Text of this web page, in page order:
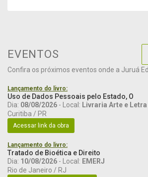
EVENTOS
Confira os próximos eventos onde a Juruá
Lançamento do livro:
Uso de Dados Pessoais pelo Estado, O
Dia: 08/08/2026 - Local: Livraria Arte e Letra
Curitiba / PR
Acessar link da obra
Lançamento do livro:
Tratado de Bioética e Direito
Dia: 10/08/2026 - Local: EMERJ
Rio de Janeiro / RJ